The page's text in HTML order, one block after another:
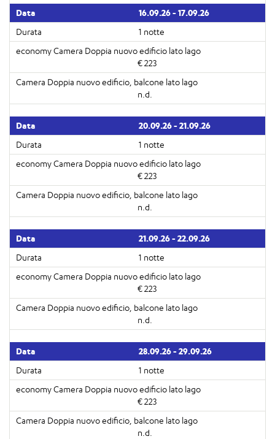
16.09.26 - 17.09.26
1 notte
€ 223
n.d.
20.09.26 - 21.09.26
1 notte
€ 223
n.d.
21.09.26 - 22.09.26
1 notte
€ 223
n.d.
28.09.26 - 29.09.26
1 notte
€ 223
n.d.